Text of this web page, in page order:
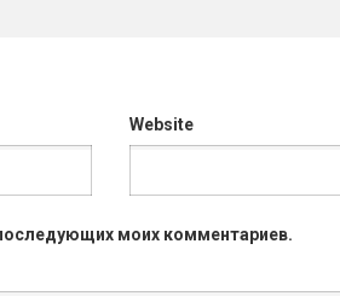
Website
моих комментариев.